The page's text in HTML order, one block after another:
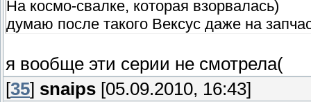
На космо-свалке, которая взорвалась)
думаю после такого Вексус даже на
я вообще эти серии не смотрела(
[35] snaips [05.09.2010, 16:43]